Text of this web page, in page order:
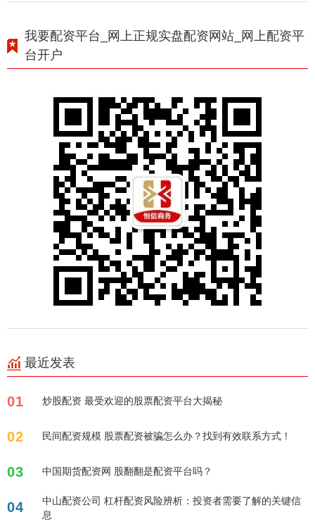
我要配资平台_网上正规实盘配资网站_网上配资平
台开户
最近发表
01 炒股配资 最受欢迎的股票配资平台大揭秘
02 民间配资规模 股票配资被骗怎么办？找到有效联系方式！
03 中国期货配资网 股翻翻是配资平台吗？
04
中山配资公司 杠杆配资风险辨析：投资者需要了解的关键信
息